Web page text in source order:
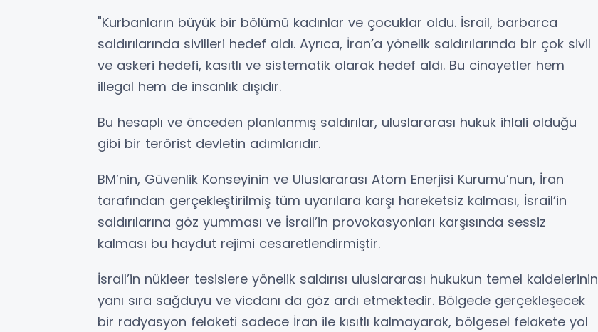
"Kurbanların büyük bir bölümü kadınlar ve çocuklar oldu. İsrail, barbarca
saldırılarında sivilleri hedef aldı. Ayrıca, İran’a yönelik saldırılarında bir çok sivil
ve askeri hedefi, kasıtlı ve sistematik olarak hedef aldı. Bu cinayetler hem
illegal hem de insanlık dışıdır.
Bu hesaplı ve önceden planlanmış saldırılar, uluslararası hukuk ihlali olduğu
gibi bir terörist devletin adımlarıdır.
BM’nin, Güvenlik Konseyinin ve Uluslararası Atom Enerjisi Kurumu’nun, İran
tarafından gerçekleştirilmiş tüm uyarılara karşı hareketsiz kalması, İsrail’in
saldırılarına göz yumması ve İsrail’in provokasyonları karşısında sessiz
kalması bu haydut rejimi cesaretlendirmiştir.
İsrail’in nükleer tesislere yönelik saldırısı uluslararası hukukun temel kaidelerinin
yanı sıra sağduyu ve vicdanı da göz ardı etmektedir. Bölgede gerçekleşecek
bir radyasyon felaketi sadece İran ile kısıtlı kalmayarak, bölgesel felakete yol